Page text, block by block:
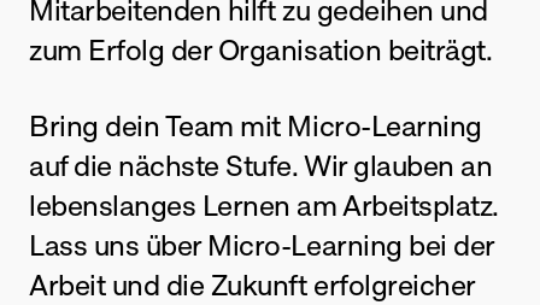
Mitarbeitenden hilft zu gedeihen und
zum Erfolg der Organisation beiträgt.
Bring dein Team mit Micro-Learning
auf die nächste Stufe. Wir glauben an
lebenslanges Lernen am Arbeitsplatz.
Lass uns über Micro-Learning bei der
Arbeit und die Zukunft erfolgreicher